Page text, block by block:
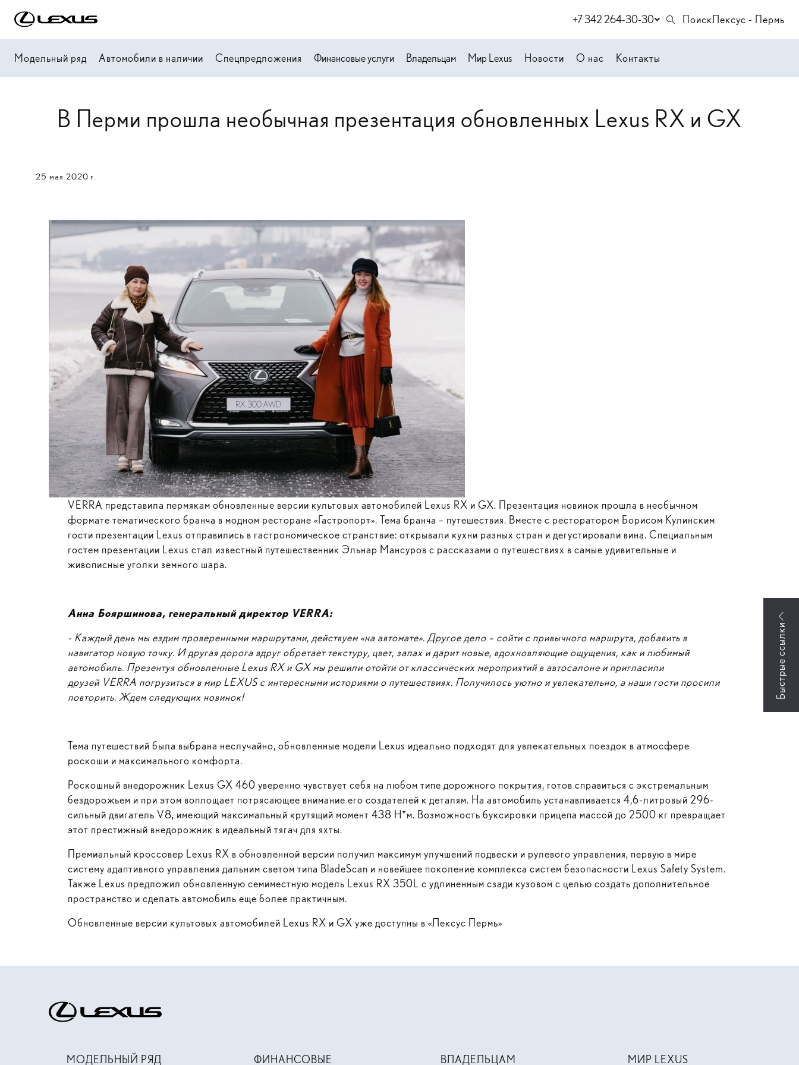
+7 342 264-30-30 ПоискЛексус - Пермь
Модельный ряд Автомобили в наличии Спецпредложения Финансовые услуги Владельцам Мир Lexus Новости О нас Контакты
В Перми прошла необычная презентация обновленных Lexus RX и GX
25 мая 2020 г.
VERRA представила пермякам обновленные версии культовых автомобилей Lexus RX и GX. Презентация новинок прошла в необычном
формате тематического бранча в модном ресторане «Гастропорт». Тема бранча – путешествия. Вместе с ресторатором Борисом Кулинским
гости презентации Lexus отправились в гастрономическое странствие: открывали кухни разных стран и дегустировали вина. Специальным
гостем презентации Lexus стал известный путешественник Эльнар Мансуров с рассказами о путешествиях в самые удивительные и
живописные уголки земного шара.
Анна Бояршинова, генеральный директор VERRA:
- Каждый день мы ездим проверенными маршрутами, действуем «на автомате». Другое дело – сойти с привычного маршрута, добавить в
навигатор новую точку. И другая дорога вдруг обретает текстуру, цвет, запах и дарит новые, вдохновляющие ощущения, как и любимый
автомобиль. Презентуя обновленные Lexus RX и GX мы решили отойти от классических мероприятий в автосалоне и пригласили
друзей VERRA погрузиться в мир LEXUS с интересными историями о путешествиях. Получилось уютно и увлекательно, а наши гости просили
повторить. Ждем следующих новинок!
Тема путешествий была выбрана неслучайно, обновленные модели Lexus идеально подходят для увлекательных поездок в атмосфере
роскоши и максимального комфорта.
Роскошный внедорожник Lexus GX 460 уверенно чувствует себя на любом типе дорожного покрытия, готов справиться c экстремальным
бездорожьем и при этом воплощает потрясающее внимание его создателей к деталям. На автомобиль устанавливается 4,6-литровый 296-
сильный двигатель V8, имеющий максимальный крутящий момент 438 Н*м. Возможность буксировки прицепа массой до 2500 кг превращает
этот престижный внедорожник в идеальный тягач для яхты.
Премиальный кроссовер Lexus RX в обновленной версии получил максимум улучшений подвески и рулевого управления, первую в мире
систему адаптивного управления дальним светом типа BladeScan и новейшее поколение комплекса систем безопасности Lexus Safety System.
Также Lexus предложил обновленную семиместную модель Lexus RX 350L с удлиненным сзади кузовом с целью создать дополнительное
пространство и сделать автомобиль еще более практичным.
Обновленные версии культовых автомобилей Lexus RX и GX уже доступны в «Лексус Пермь»
МОДЕЛЬНЫЙ РЯД ФИНАНСОВЫЕ ВЛАДЕЛЬЦАМ МИР LEXUS